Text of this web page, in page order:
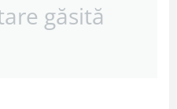
găsită